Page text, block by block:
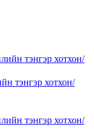
тэнгэр хотхон/